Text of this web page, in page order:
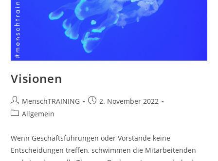
Visionen
Beitrags-
Autor:
MenschTRAINING
Beitrag2. November 2022
Beitrags-
Allgemein
Wenn Geschäftsführungen oder Vorstände keine
Entscheidungen treffen, schwimmen die Mitarbeitenden